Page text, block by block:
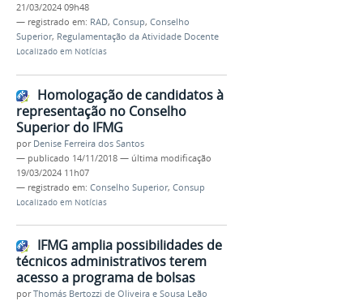
21/03/2024 09h48
— registrado em: RAD, Consup, Conselho
Superior, Regulamentação da Atividade Docente
Localizado em Notícias
Homologação de candidatos à
representação no Conselho
Superior do IFMG
por Denise Ferreira dos Santos
— publicado 14/11/2018 — última modificação
19/03/2024 11h07
— registrado em: Conselho Superior, Consup
Localizado em Notícias
IFMG amplia possibilidades de
técnicos administrativos terem
acesso a programa de bolsas
porThomás Bertozzi de Oliveira e Sousa Leão